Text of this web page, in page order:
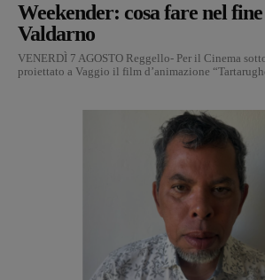
Weekender: cosa fare nel
Valdarno
VENERDÌ 7 AGOSTO Reggello- Per il Cinema
proiettato a Vaggio il film d’animazione